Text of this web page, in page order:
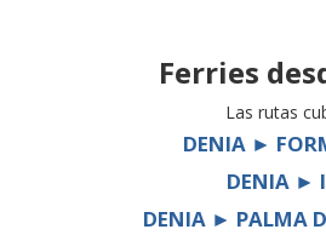
Ferries
Las rutas
DENIA ►
DENIA ►
DENIA ► PALMA